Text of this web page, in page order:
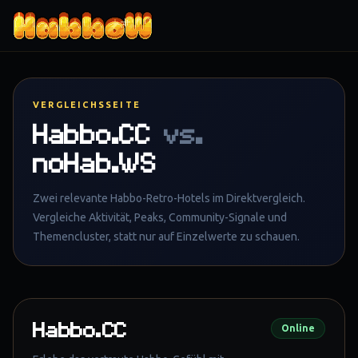
Zum Inhalt springen
VERGLEICHSSEITE
Habbo.CC vs.
noHab.WS
Zwei relevante Habbo-Retro-Hotels im Direktvergleich.
Vergleiche Aktivität, Peaks, Community-Signale und
Themencluster, statt nur auf Einzelwerte zu schauen.
Habbo.CC Online